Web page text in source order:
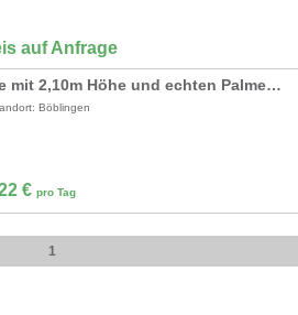
auf Anfrage
Palme mit 2,10m Höhe und echten Palmenfasern eingefasst
Böblingen
€ pro Tag
1